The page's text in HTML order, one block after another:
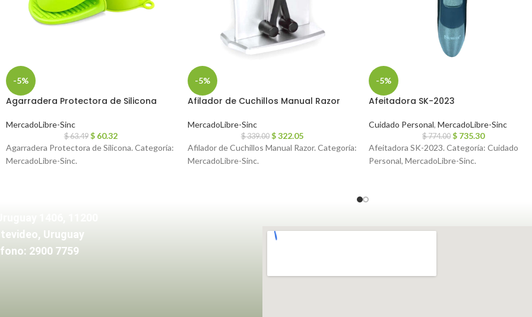
-5%
Agarradera Protectora de Silicona
MercadoLibre-Sinc
$63.49 $ 60.32
Agarradera Protectora de Silicona. Categoría:
MercadoLibre-Sinc.
-5%
Afilador de Cuchillos Manual Razor
MercadoLibre-Sinc
$339.00 $322.05
Afilador de Cuchillos Manual Razor. Categoría:
MercadoLibre-Sinc.
-5%
Afeitadora SK-2023
Cuidado Personal, MercadoLibre-Sinc
$774.00 $ 735.30
Afeitadora SK-2023. Categoría: Cuidado
Personal, MercadoLibre-Sinc.
Uruguay
2900 7759